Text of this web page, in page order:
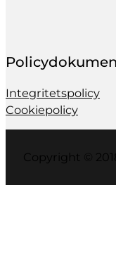
Integritetspolicy
Cookiepolicy
Copyright ©